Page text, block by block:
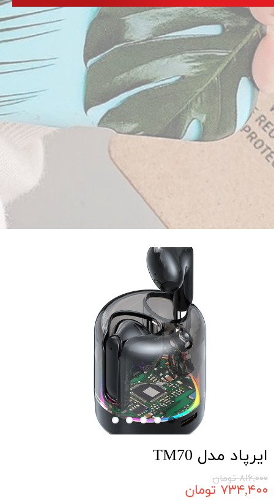
ایرپاد مدل TM70
۸۱۶,۰۰۰ تومان
۷۳۴,۴۰۰ تومان